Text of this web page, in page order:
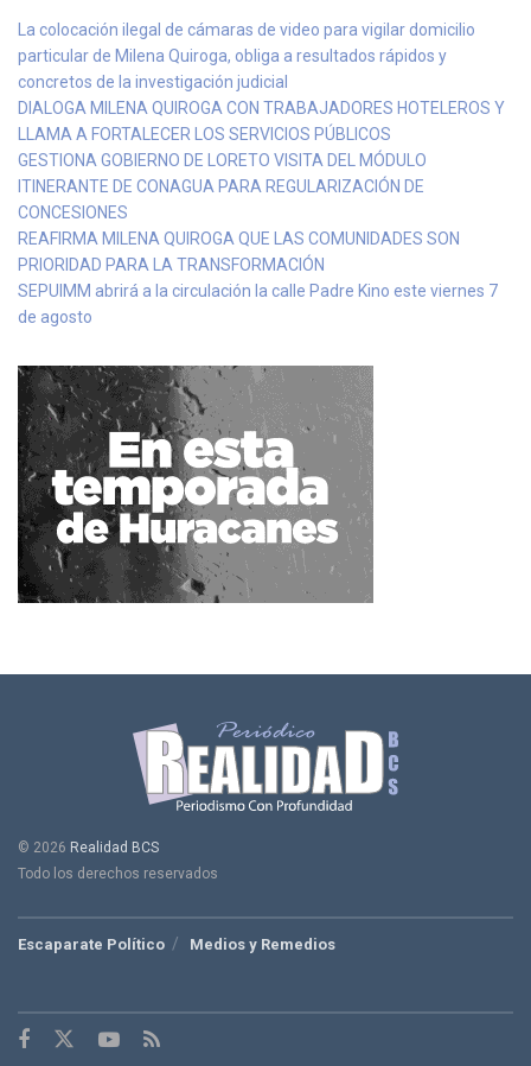
La colocación ilegal de cámaras de video para vigilar domicilio
particular de Milena Quiroga, obliga a resultados rápidos y
concretos de la investigación judicial
DIALOGA MILENA QUIROGA CON TRABAJADORES HOTELEROS Y
LLAMA A FORTALECER LOS SERVICIOS PÚBLICOS
GESTIONA GOBIERNO DE LORETO VISITA DEL MÓDULO
ITINERANTE DE CONAGUA PARA REGULARIZACIÓN DE
CONCESIONES
REAFIRMA MILENA QUIROGA QUE LAS COMUNIDADES SON
PRIORIDAD PARA LA TRANSFORMACIÓN
SEPUIMM abrirá a la circulación la calle Padre Kino este viernes 7
de agosto
© 2026 Realidad BCS
Todo los derechos reservados
Escaparate Político Medios y Remedios